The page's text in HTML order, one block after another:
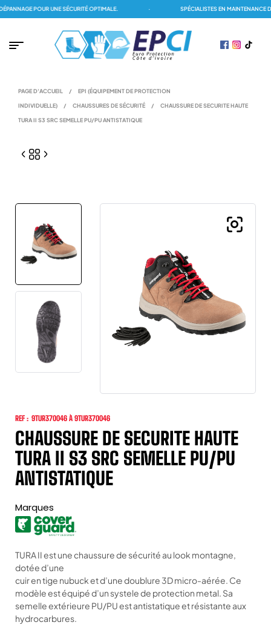
POUR UNE SÉCURITÉ OPTIMALE. SPÉCIALISTES EN MAINTENANCE
PAGE D'ACCUEIL / EPI (ÉQUIPEMENT DE PROTECTION
INDIVIDUELLE) / CHAUSSURES DE SÉCURITÉ / CHAUSSURE DE SECURITE HAUTE
TURA II S3 SRC SEMELLE PU/PU ANTISTATIQUE
REF : 9TUR370046 À 9TUR370046
CHAUSSURE DE SECURITE HAUTE
TURA II S3 SRC SEMELLE PU/PU
ANTISTATIQUE
Marques
TURA II est une chaussure de sécurité au look montagne,
dotée d’une
cuir en tige nubuck et d’une doublure 3D micro-aérée. Ce
modèle est équipé d’un systele de protection metal. Sa
semelle extérieure PU/PU est antistatique et résistante aux
hydrocarbures.